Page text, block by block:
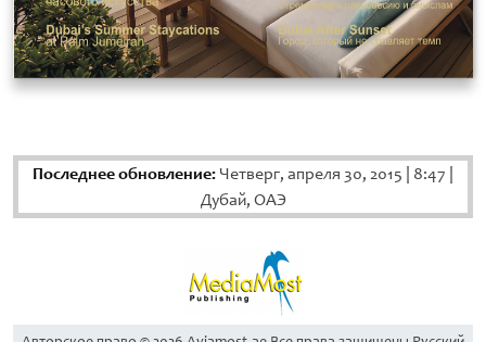
Последнее обновление: Четверг, апреля 30, 2015 8:47
Дубай, ОАЭ